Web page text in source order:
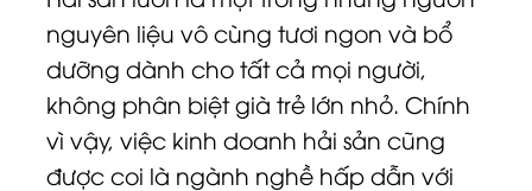
nguyên liệu vô cùng tươi ngon và bổ
dưỡng dành cho tất cả mọi người,
không phân biệt già trẻ lớn nhỏ. Chính
vì vậy, việc kinh doanh hải sản cũng
được coi là ngành nghề hấp dẫn với